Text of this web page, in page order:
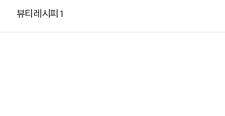
뷰티레시피 1